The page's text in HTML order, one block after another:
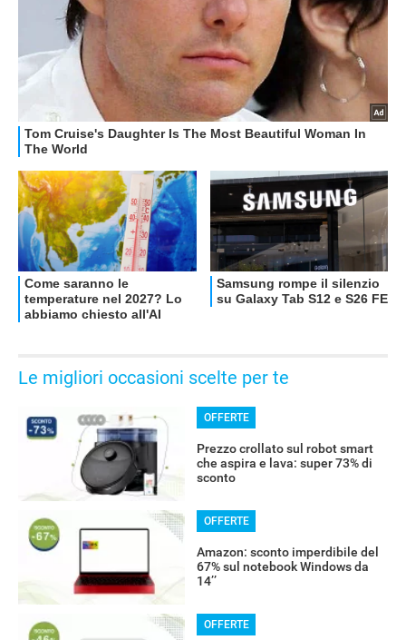
OFFERTE
Le migliori occasioni scelte per te
OFFERTE
Prezzo crollato sul robot smart
che aspira e lava: super 73% di
sconto
OFFERTE
Amazon: sconto imperdibile del
67% sul notebook Windows da
14’’
OFFERTE